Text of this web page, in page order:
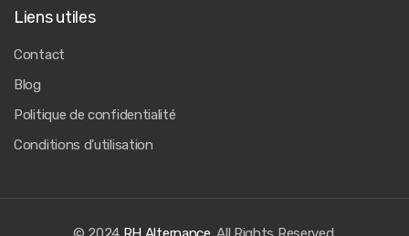
Liens utiles
Contact
Blog
Politique de confidentialité
Conditions d'utilisation